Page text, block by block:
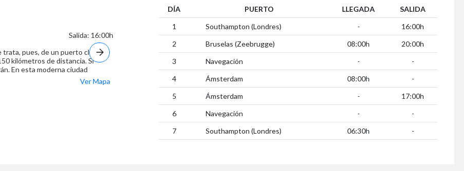
Salida: 16:00h
trata, pues, de un puerto clave
kilómetros de distancia. Si
En esta moderna ciudad
centro comercial de Westquay, el
Ver Mapa
DÍA PUERTO LLEGADA
SALIDA
1
Southampton (Londres) -
16:00h
2
Bruselas (Zeebrugge) 08:00h
20:00h
3
Navegación -
-
4
Ámsterdam 08:00h
-
5
Ámsterdam -
17:00h
6
Navegación -
-
7
Southampton (Londres) 06:30h -